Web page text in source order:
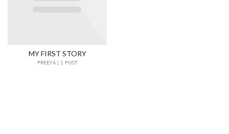
MY FIRST STORY
PREEYÁ | 1 POST